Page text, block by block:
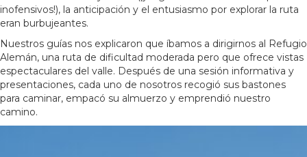
inofensivos!), la anticipación y el entusiasmo por explorar la ruta
eran burbujeantes.
Nuestros guías nos explicaron que íbamos a dirigirnos al Refugio
Alemán, una ruta de dificultad moderada pero que ofrece vistas
espectaculares del valle. Después de una sesión informativa y
presentaciones, cada uno de nosotros recogió sus bastones
para caminar, empacó su almuerzo y emprendió nuestro
camino.